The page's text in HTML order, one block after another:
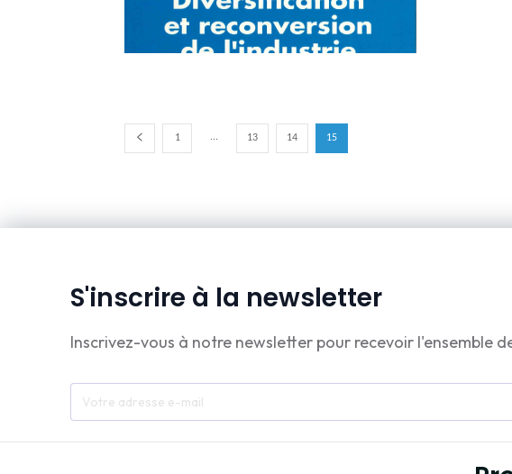
1 ... 13 14 15
S'inscrire à la newsletter
Inscrivez-vous à notre newsletter pour recevoir l'ensemble